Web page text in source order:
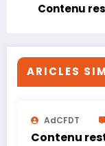
Contenu
ARICLES
AdCFDT
Contenu